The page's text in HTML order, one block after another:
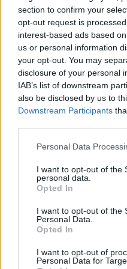
section to confirm your
opt-out request is
interest-based ads based
us or personal information
your opt-out. You may
disclosure of your personal
IAB’s list of downstream
also be disclosed by us to
Downstream Participants
Please note that this
not limited to your visit or
grant or deny consent to
use your data for below
consent section.
Personal Data
I want to opt-out of the
personal data.
Opted In
I want to opt-out of the
Personal Data.
Opted In
I want to opt-out of
Personal Data for
Wähler zunehmend das Gefühl
praktische, alltägliche Themen
abstrakte politische Schlachten.
Zu seinen wirkungsvollsten
Korruptionsbekämpfung und
Magyar versprach wiederholt
Nationalen Amtes für die
Vermögen zurückzufordern.
stärksten Triebfedern der Anti-
Gesundheit und Bildung in
Er hat sich stark auf den
Dienstleistungen konzentriert,
Krankenhäuser, Schulen und
umfassendere Modernisierung
versprochen. Reuters stellt